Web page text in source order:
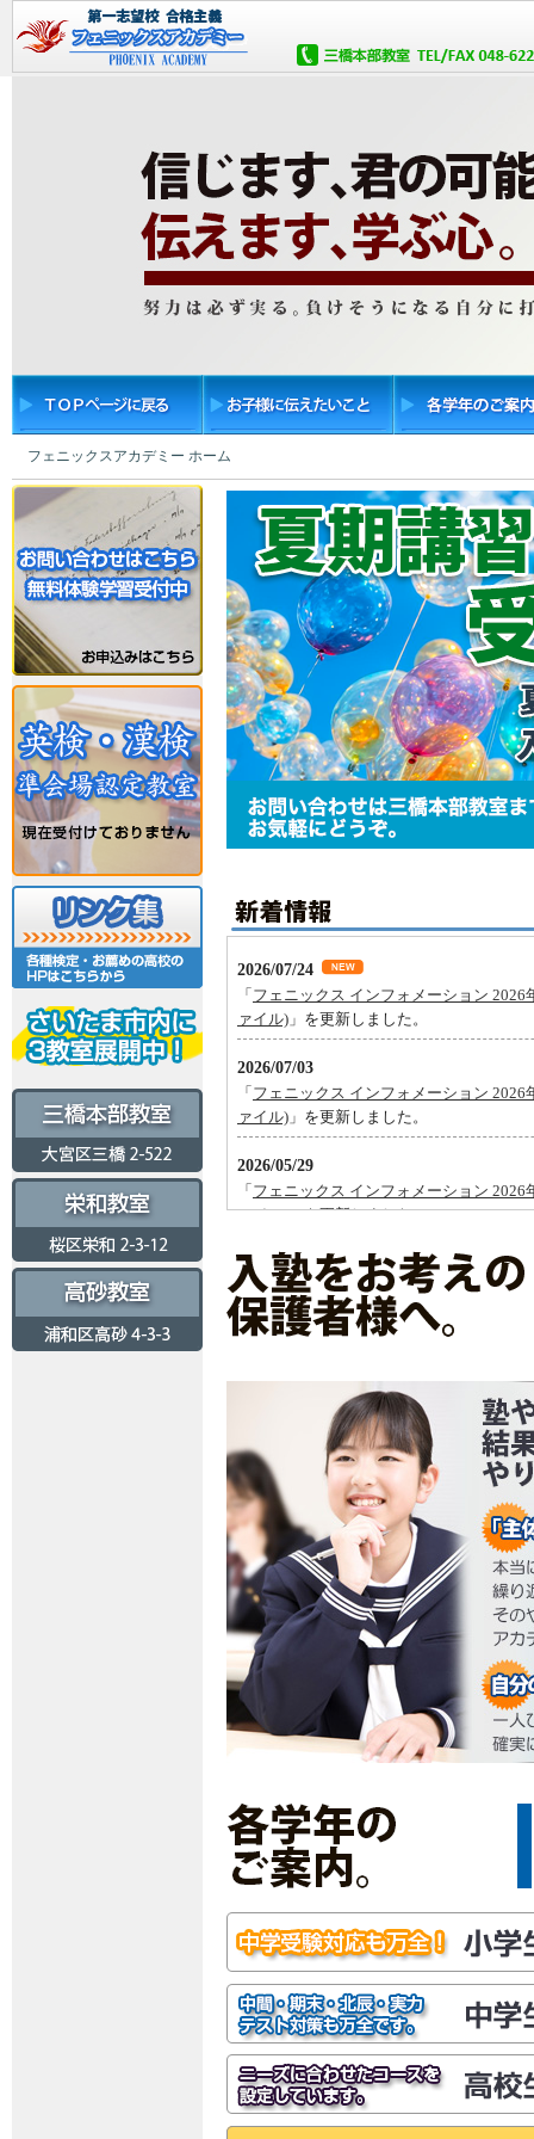
フェニックスアカデミー ホーム
2026/07/24
「 フェニックス インフォメーション 2026
ァイル) 」を更新しました。
2026/07/03
「 フェニックス インフォメーション 2026
ァイル) 」を更新しました。
2026/05/29
「 フェニックス インフォメーション 2026
ァイル)」を更新しました。
2026/04/30
「 フェニックス インフォメーション 2026
ァイル) 」を更新しました。
フェニックス インフォメーション 2026
」を更新しました。
2026/03/05
「フェニックス インフォメーション 2026
ァイル)」を更新しました。
2026/01/30
「フェニックス インフォメーション 2026
ァイル)
」を更新しました。
2025/12/26
「
フェニックス インフォメーション 2026
ァイル)
」を更新しました。
2025/11/26
ァイル)」を更新しました。
2025/10/31
「フェニックス インフォメーション 2025
2025/09/30
「フェニックス インフォメーション 2025
ァイル)」を更新しました。
2025/09/02
「フェニックス インフォメーション 2025
ァイル)」を更新しました。